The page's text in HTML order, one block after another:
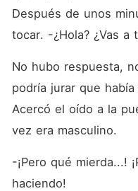
Después de unos
tocar. -¿Hola? ¿Vas a
No hubo respuesta,
podría jurar que
Acercó el oído a la
vez era masculino.
-¡Pero qué mierda...!
haciendo!